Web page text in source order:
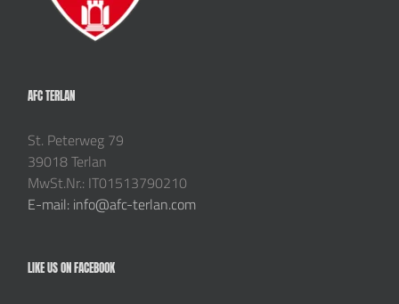
AFC TERLAN
St. Peterweg 79
39018 Terlan
MwSt.Nr.: IT01513790210
E-mail: info@afc-terlan.com
LIKE US ON FACEBOOK